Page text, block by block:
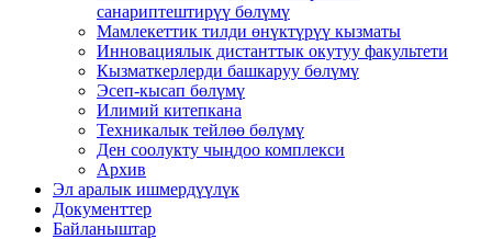
санариптештирүү бөлүмү
Мамлекеттик тилди өнүктүрүү кызматы
Инновациялык дистанттык окутуу факультети
Кызматкерлерди башкаруу бөлүмү
Эсеп-кысап бөлүмү
Илимий китепкана
Техникалык тейлөө бөлүмү
Ден соолукту чыңдоо комплекси
Архив
Эл аралык ишмердүүлүк
Документтер
Байланыштар